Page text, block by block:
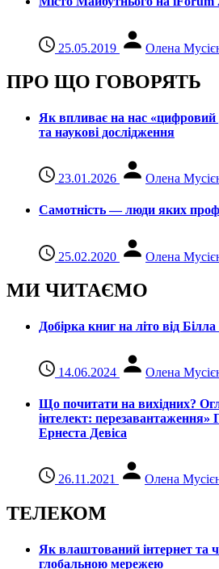
25.05.2019 Олена
ПРО ЩО ГОВОРЯТЬ
Як впливає на нас «цифровий
та наукові дослідження
23.01.2026 Олена
Самотність — люди яких
25.02.2020 Олена
МИ ЧИТАЄМО
Добірка книг на літо від Білла
14.06.2024 Олена
Що почитати на вихідних?
інтелект: перезавантаження»
Ернеста Девіса
26.11.2021 Олена
ТЕЛЕКОМ
Як влаштований інтернет та
глобальною мережею